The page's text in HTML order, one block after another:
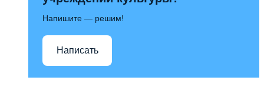
Напишите — решим!
Написать